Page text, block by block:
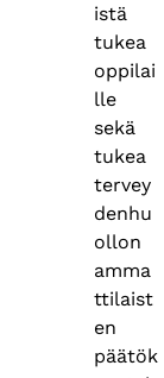
istä
tukea
oppilai
lle
sekä
tukea
tervey
denhu
ollon
amma
ttilaist
en
päätök